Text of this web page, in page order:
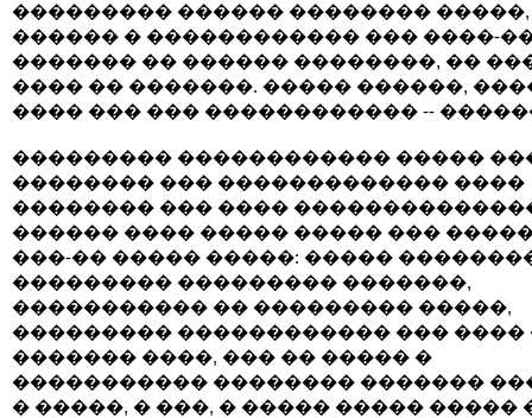
��������� ������ �������� �����,
������ � ������������ ��� ����-
������� �� ������ ��������, ��
���� �� �������. ����� ������,
���� ��� ��� ������������ --
��������� ������������ �����
�������� ��� ������������� ����
�������� ��� ����
������ ���� ����� ����� ���
���-�� ����� �����: �����
��������� ��������� �������,
����������� �� ��������� �����,
��������� ������������ ��� ����
������� ����, ��� �� ����� �
����������� �������� �������
� �����, � ���, � ����� ����� �����